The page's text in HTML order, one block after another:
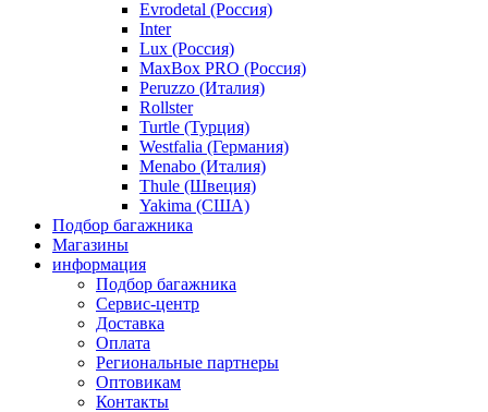
Evrodetal (Россия)
Inter
Lux (Россия)
MaxBox PRO (Россия)
Peruzzo (Италия)
Rollster
Turtle (Турция)
Westfalia (Германия)
Menabo (Италия)
Thule (Швеция)
Yakima (США)
Подбор багажника
Магазины
информация
Подбор багажника
Сервис-центр
Доставка
Оплата
Региональные партнеры
Оптовикам
Контакты